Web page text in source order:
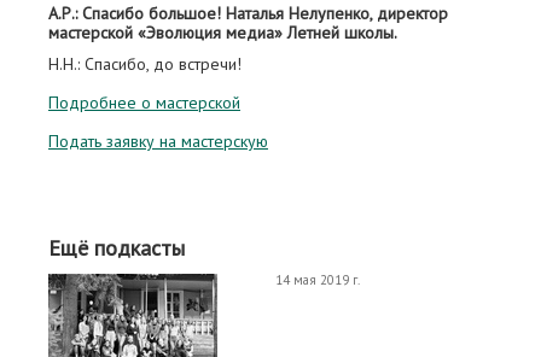
А.Р.: Спасибо большое! Наталья Нелупенко, директор
мастерской «Эволюция медиа» Летней школы.
Н.Н.: Спасибо, до встречи!
Подробнее о мастерской
Подать заявку на мастерскую
Ещё подкасты
14 мая 2019 г.